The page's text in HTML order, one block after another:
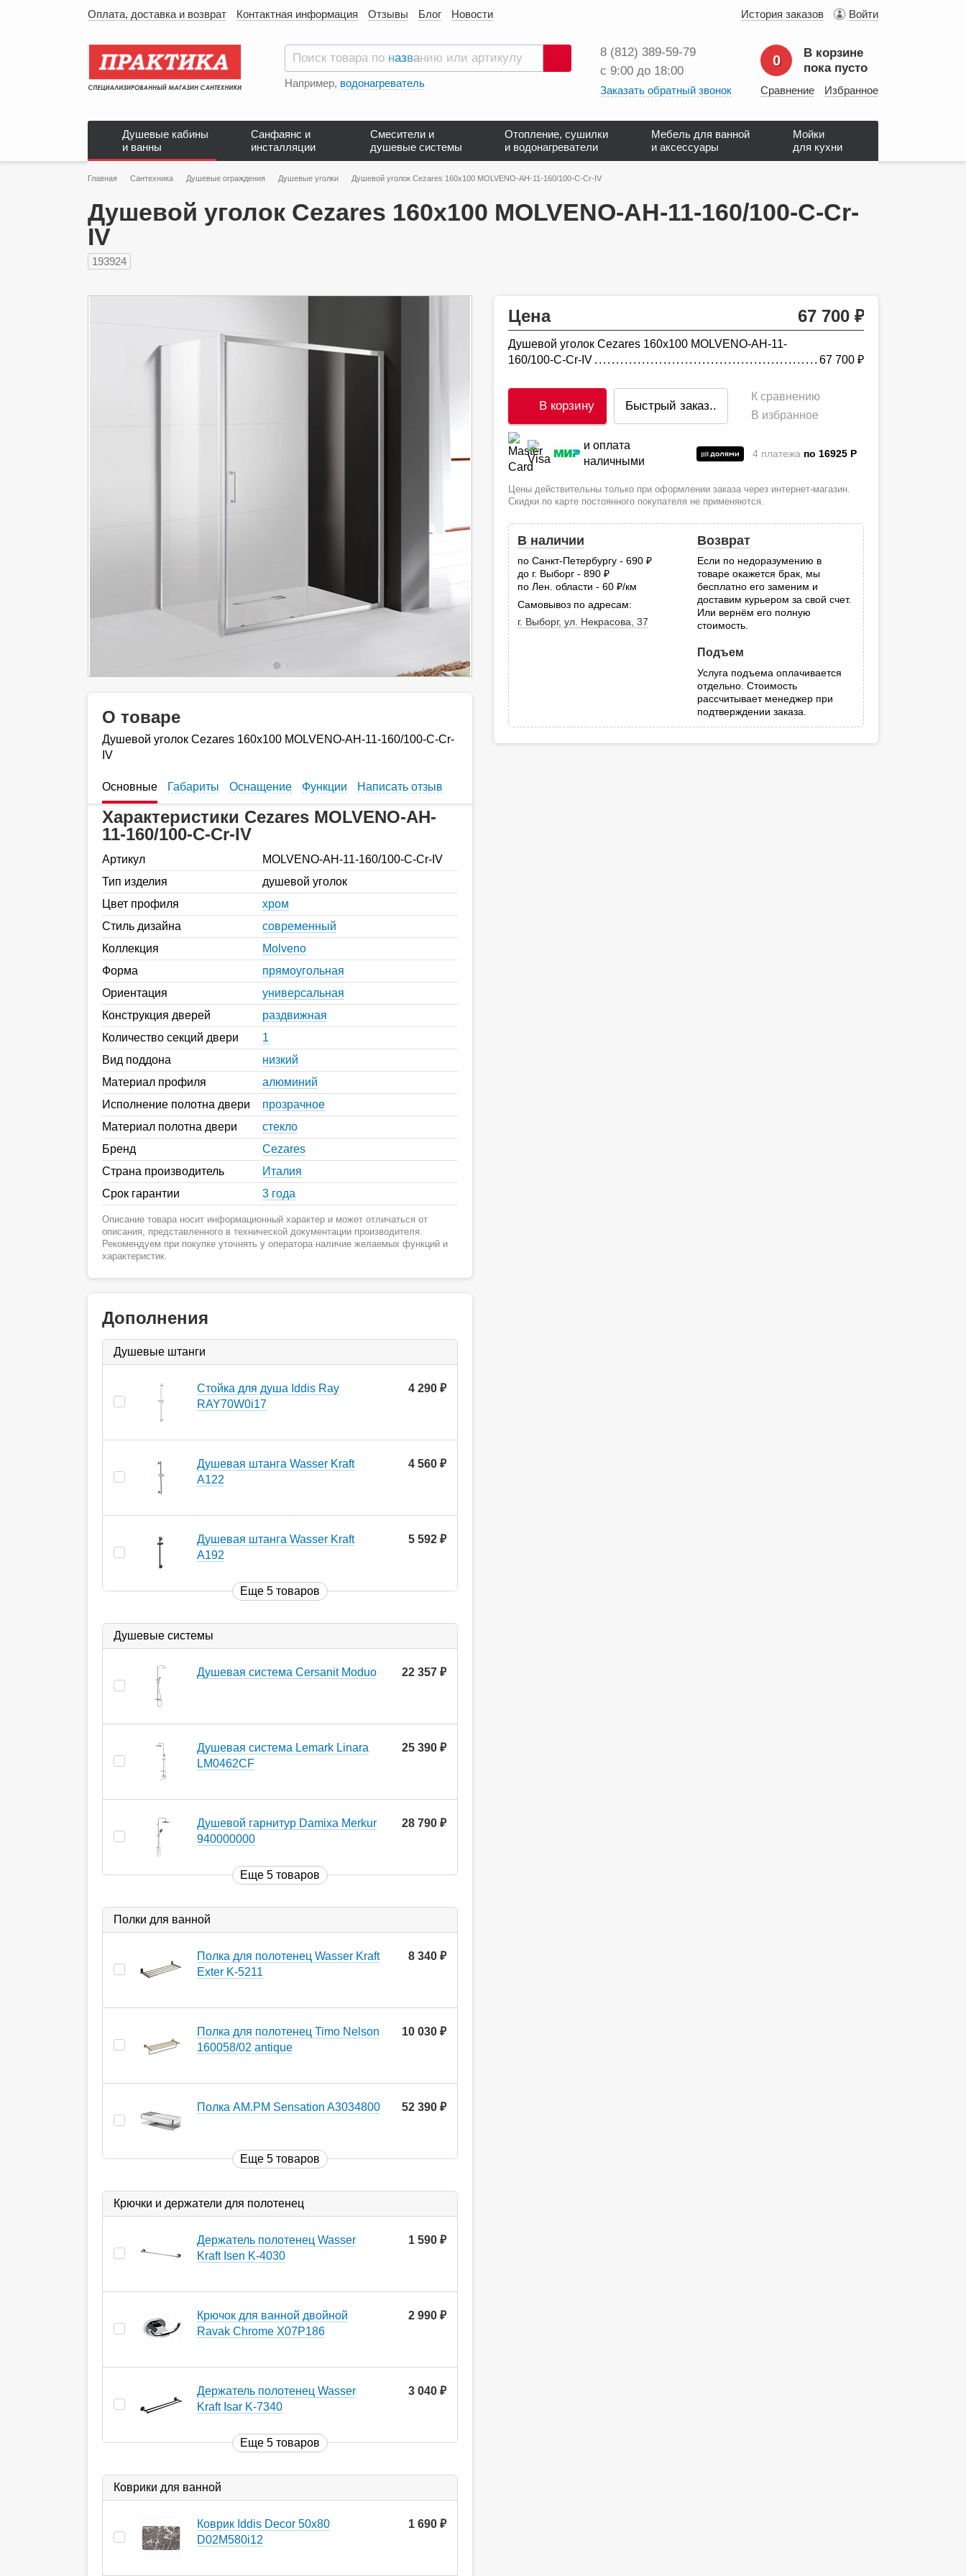
Оплата, доставка и возврат Контактная информация Отзывы Блог Новости История заказов Войти
Поиск
Например, водонагреватель
8 (812) 389‑59‑79
с 9:00 до 18:00
Заказать обратный звонок
0
В корзине
пока пусто
Сравнение Избранное
Душевые кабины
и ванны
Санфаянс и
инсталляции
Смесители и
душевые системы
Отопление, сушилки
и водонагреватели
Мебель для ванной
и аксессуары
Мойки
для кухни
Главная Сантехника Душевые ограждения Душевые уголки Душевой уголок Cezares 160х100 MOLVENO-AH-11-160/100-C-Cr-IV
Душевой уголок Cezares 160х100 MOLVENO-AH-11-160/100-C-Cr-
IV
193924
Цена 67 700
Душевой уголок Cezares 160х100 MOLVENO-AH-11-
160/100-C-Cr-IV
67 700
В корзину Быстрый заказ..
К сравнению
В избранное
и оплата
наличными
4 платежа по 16925 P
Цены действительны только при оформлении заказа через интернет-магазин.
Скидки по карте постоянного покупателя не применяются.
В наличии
по Санкт-Петербургу - 690
до г. Выборг - 890
по Лен. области - 60
руб.
/км
Самовывоз по адресам:
г. Выборг, ул. Некрасова, 37
Возврат
Если по недоразумению в
товаре окажется брак, мы
бесплатно его заменим и
доставим курьером за свой счет.
Или вернём его полную
стоимость.
Подъем
Услуга подъема оплачивается
отдельно. Стоимость
рассчитывает менеджер при
подтверждении заказа.
О товаре
Душевой уголок Cezares 160х100 MOLVENO-AH-11-160/100-C-Cr-
IV
Основные Габариты Оснащение Функции Написать отзыв
Характеристики Cezares MOLVENO-AH-
11-160/100-C-Cr-IV
Артикул
MOLVENO-AH-11-160/100-C-Cr-IV
Тип изделия
душевой уголок
Цвет профиля
хром
Стиль дизайна
современный
Коллекция
Molveno
Форма
прямоугольная
Ориентация
универсальная
Конструкция дверей
раздвижная
Количество секций двери
1
Вид поддона
низкий
Материал профиля
алюминий
Исполнение полотна двери
прозрачное
Материал полотна двери
стекло
Бренд
Cezares
Страна производитель
Италия
Срок гарантии
3 года
Описание товара носит информационный характер и может отличаться от
описания, представленного в технической документации производителя.
Рекомендуем при покупке уточнять у оператора наличие желаемых функций и
характеристик.
Дополнения
Душевые штанги
Стойка для душа Iddis Ray
RAY70W0i17
4 290
Душевая штанга Wasser Kraft
A122
4 560
Душевая штанга Wasser Kraft
A192
5 592
Еще 5 товаров
Душевые системы
Душевая система Cersanit Moduo 22 357
Душевая система Lemark Linara
LM0462CF
25 390
Душевой гарнитур Damixa Merkur
940000000
28 790
Еще 5 товаров
Полки для ванной
Полка для полотенец Wasser Kraft
Exter K-5211
8 340
Полка для полотенец Timo Nelson
160058/02 antique
10 030
Полка AM.PM Sensation A3034800 52 390
Еще 5 товаров
Крючки и держатели для полотенец
Держатель полотенец Wasser
Kraft Isen K-4030
1 590
Крючок для ванной двойной
Ravak Chrome X07P186
2 990
Держатель полотенец Wasser
Kraft Isar K-7340
3 040
Еще 5 товаров
Коврики для ванной
Коврик Iddis Decor 50х80
D02M580i12
1 690